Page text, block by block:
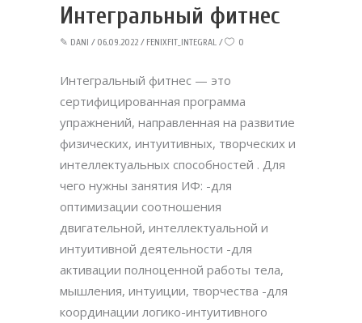
Интегральный фитнес
✎ DANI 06.09.2022 FENIXFIT_INTEGRAL 0
Интегральный фитнес — это
сертифицированная программа
упражнений, направленная на развитие
физических, интуитивных, творческих и
интеллектуальных способностей . Для
чего нужны занятия ИФ: -для
оптимизации соотношения
двигательной, интеллектуальной и
интуитивной деятельности -для
активации полноценной работы тела,
мышления, интуиции, творчества -для
координации логико-интуитивного